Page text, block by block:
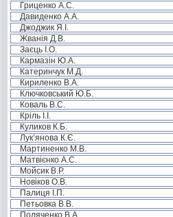
Гриценко А.С.
Давиденко А.А.
Джоджик Я.І.
Жванія Д.В.
Заєць І.О.
Кармазін Ю.А.
Катеринчук М.Д.
Кириленко В.А.
Ключковський Ю.Б.
Коваль В.С.
Кріль І.І.
Куликов К.Б.
Лук’янова К.Є.
Мартиненко М.В.
Матвієнко А.С.
Мойсик В.Р.
Новіков О.В.
Палиця І.П.
Петьовка В.В.
Поляченко В.А.